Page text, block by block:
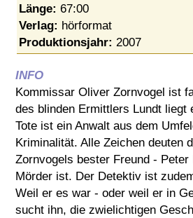
Länge: 67:00
Verlag: hörformat
Produktionsjahr: 2007
INFO
Kommissar Oliver Zornvogel ist
des blinden Ermittlers Lundt liegt
Tote ist ein Anwalt aus dem
Kriminalität. Alle Zeichen deuten
Zornvogels bester Freund -
Mörder ist. Der Detektiv ist
Weil er es war - oder weil er in
sucht ihn, die zwielichtigen